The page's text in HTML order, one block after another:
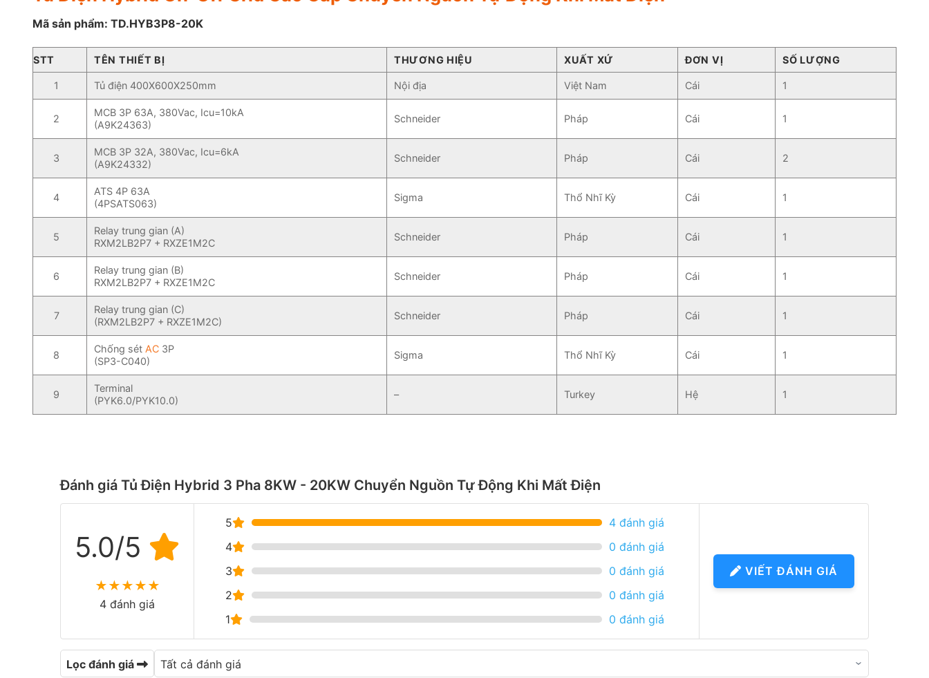
Mã sản phẩm: TD.HYB3P8-20K
STT TÊN THIẾT BỊ THƯƠNG HIỆU XUẤT XỨ ĐƠN VỊ SỐ LƯỢNG
1 Tủ điện 400X600X250mm Nội địa Việt Nam Cái 1
2
MCB 3P 63A, 380Vac, Icu=10kA
(A9K24363)
Schneider Pháp Cái 1
3
MCB 3P 32A, 380Vac, Icu=6kA
(A9K24332)
Schneider Pháp Cái 2
4
ATS 4P 63A
(4PSATS063)
Sigma Thổ Nhĩ Kỳ Cái 1
5
Relay trung gian (A)
RXM2LB2P7 + RXZE1M2C
Schneider Pháp Cái 1
6
Relay trung gian (B)
RXM2LB2P7 + RXZE1M2C
Schneider Pháp Cái 1
7
Relay trung gian (C)
(RXM2LB2P7 + RXZE1M2C)
Schneider Pháp Cái 1
8
Chống sét AC 3P
(SP3-C040)
Sigma Thổ Nhĩ Kỳ Cái 1
9
Terminal
(PYK6.0/PYK10.0)
– Turkey Hệ 1
Đánh giá Tủ Điện Hybrid 3 Pha 8KW - 20KW Chuyển Nguồn Tự Động Khi Mất Điện
5.0/5
★★★★★
4 đánh giá
5
4 đánh giá
4
0 đánh giá
3
0 đánh giá
2
0 đánh giá
1
0 đánh giá
VIẾT ĐÁNH GIÁ
Lọc đánh giá